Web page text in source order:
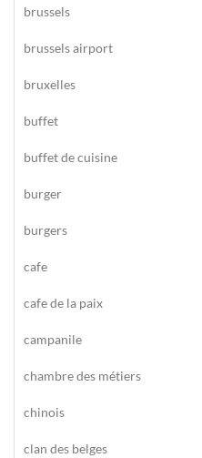
brussels
brussels airport
bruxelles
buffet
buffet de cuisine
burger
burgers
cafe
cafe de la paix
campanile
chambre des métiers
chinois
clan des belges